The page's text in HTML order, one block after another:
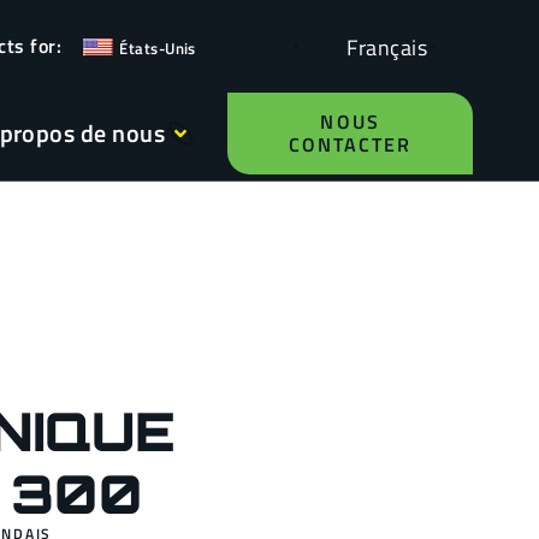
États-Unis Français
de nous NOUS
CONTACTER
300